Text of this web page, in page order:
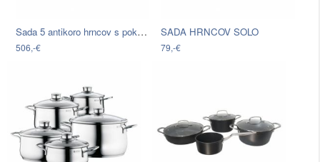
Sada 5 antikoro hrncov s pokrievkami…
506,-€
SADA HRNCOV SOLO
79,-€